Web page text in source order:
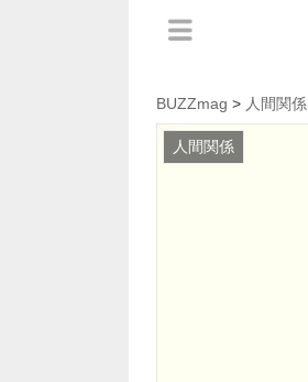
BUZZmag > 人間関係
人間関係